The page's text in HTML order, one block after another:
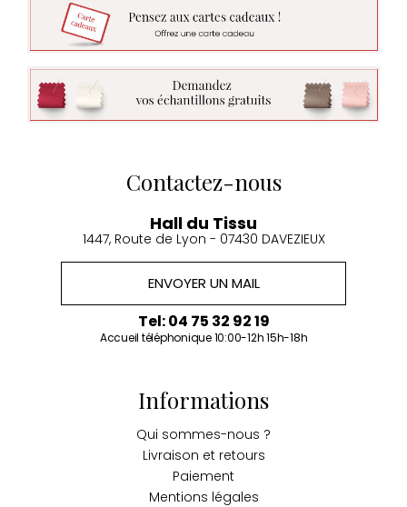
Contactez-nous
Hall du Tissu
1447, Route de Lyon - 07430 DAVEZIEUX
ENVOYER UN MAIL
Tel: 04 75 32 92 19
Accueil téléphonique 10:00-12h 15h-18h
Informations
Qui sommes-nous ?
Livraison et retours
Paiement
Mentions légales